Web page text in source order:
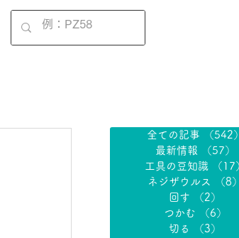
全ての記事
（542
最新情報
（57）
工具の豆知識
（17
ネジザウルス
（8
回す
（2）
つかむ
（6）
切る
（3）